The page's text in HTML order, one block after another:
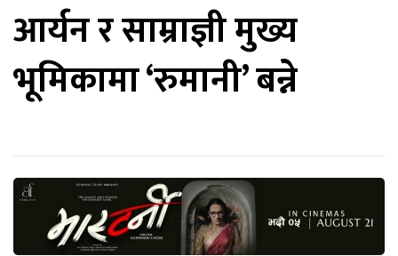
आर्यन र साम्राज्ञी मुख्य
भूमिकामा ‘रुमानी’ बन्ने